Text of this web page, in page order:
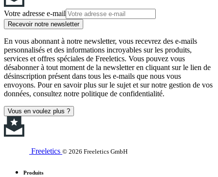
Votre adresse e-mail
Recevoir notre newsletter
En vous abonnant à notre newsletter, vous recevrez des e-mails
personnalisés et des informations incroyables sur les produits,
services et offres spéciales de Freeletics. Vous pouvez vous
désabonner à tout moment de la newsletter en cliquant sur le lien de
désinscription présent dans tous les e-mails que nous vous
envoyons. Pour en savoir plus sur le sujet et sur notre gestion de vos
données, consultez notre politique de confidentialité.
Vous en voulez plus ?
Freeletics © 2026 Freeletics GmbH
Produits